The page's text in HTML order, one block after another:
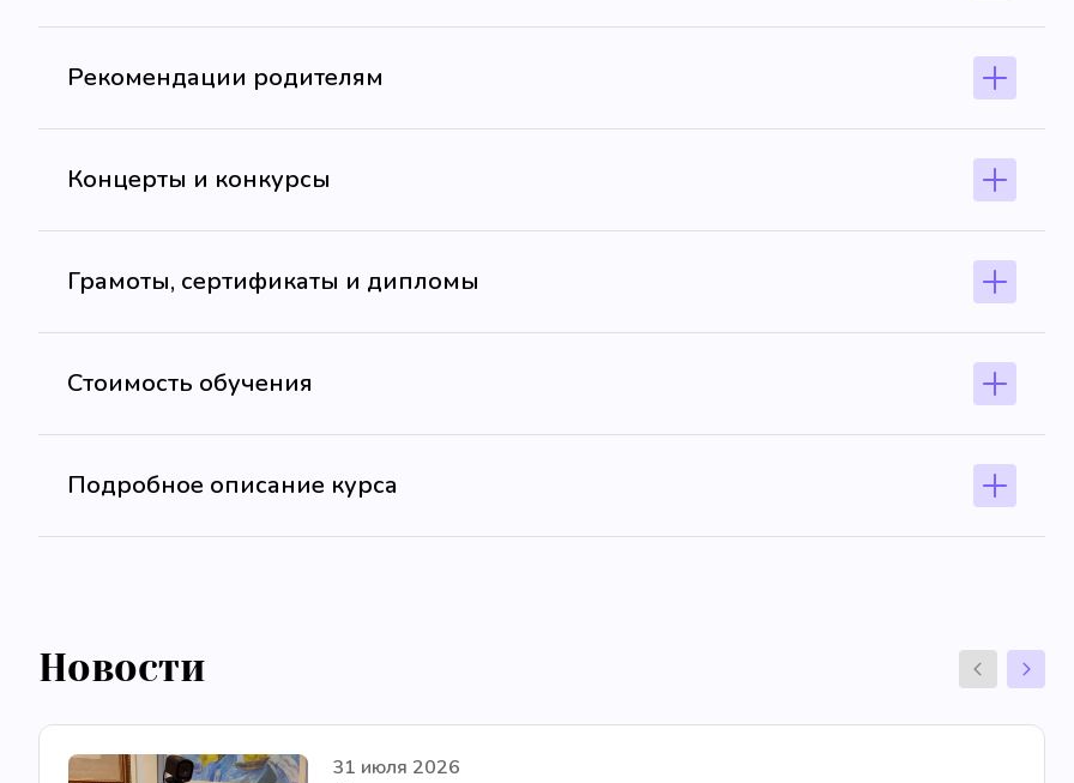
Рекомендации родителям
Концерты и конкурсы
Грамоты, сертификаты и дипломы
Стоимость обучения
Подробное описание курса
Новости
31 июля 2026